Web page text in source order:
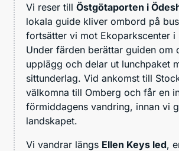
Vi reser till Östgötaporten i
lokala guide kliver ombord på
fortsätter vi mot Ekoparkscenter i
Under färden berättar guiden om
upplägg och delar ut lunchpaket
sittunderlag. Vid ankomst till
välkomna till Omberg och får en
förmiddagens vandring, innan vi
landskapet.
Vi vandrar längs Ellen Keys led,